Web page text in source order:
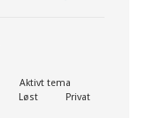
Aktivt tema
Løst
Privat